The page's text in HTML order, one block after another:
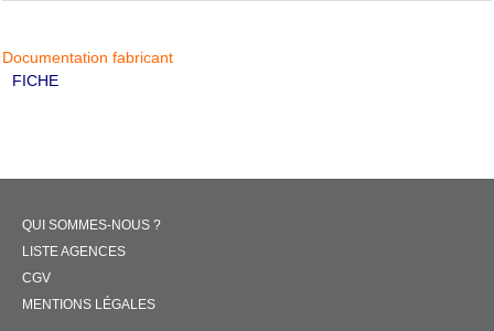
Documentation fabricant
FICHE
QUI SOMMES-NOUS ?
LISTE AGENCES
CGV
MENTIONS LÉGALES